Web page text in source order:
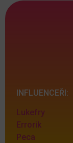
INFLUENCEŘI:
Lukefry
Errorik
Peca